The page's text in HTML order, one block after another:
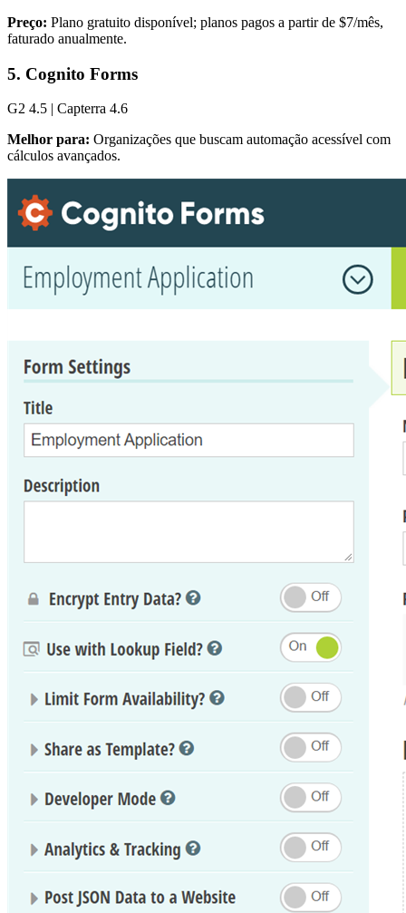
Preço: Plano gratuito disponível; planos pagos a partir de $7/mês,
faturado anualmente.
5. Cognito Forms
G2 4.5 | Capterra 4.6
Melhor para: Organizações que buscam automação acessível com
cálculos avançados.